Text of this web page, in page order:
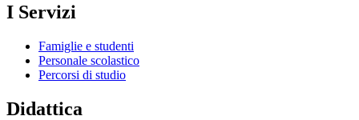
I Servizi
Famiglie e studenti
Personale scolastico
Percorsi di studio
Didattica